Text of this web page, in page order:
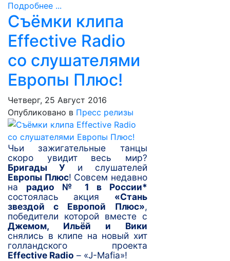
Подробнее ...
Съёмки клипа
Effective Radio
со слушателями
Европы Плюс!
Четверг, 25 Август 2016
Опубликовано в Пресс релизы
Чьи зажигательные танцы
скоро увидит весь мир?
Бригады У и слушателей
Европы Плюс! Совсем недавно
на радио № 1 в России*
состоялась акция «Стань
звездой с Европой Плюс»,
победители которой вместе с
Джемом, Ильёй и Вики
снялись в клипе на новый хит
голландского проекта
Effective Radio – «J-Mafia»!